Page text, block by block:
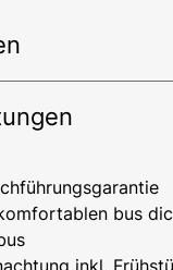
bus
inkl.